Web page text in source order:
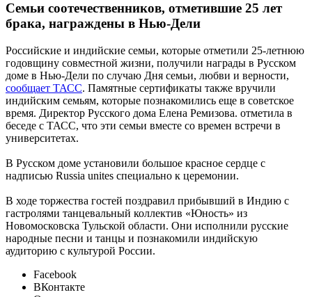
Семьи соотечественников, отметившие 25 лет
брака, награждены в Нью-Дели
Российские и индийские семьи, которые отметили 25-летнюю
годовщину совместной жизни, получили награды в Русском
доме в Нью-Дели по случаю Дня семьи, любви и верности,
сообщает ТАСС. Памятные сертификаты также вручили
индийским семьям, которые познакомились еще в советское
время. Директор Русского дома Елена Ремизова. отметила в
беседе с ТАСС, что эти семьи вместе со времен встречи в
университетах.
В Русском доме установили большое красное сердце с
надписью Russia unites специально к церемонии.
В ходе торжества гостей поздравил прибывший в Индию с
гастролями танцевальный коллектив «Юность» из
Новомосковска Тульской области. Они исполнили русские
народные песни и танцы и познакомили индийскую
аудиторию с культурой России.
Facebook
ВКонтакте